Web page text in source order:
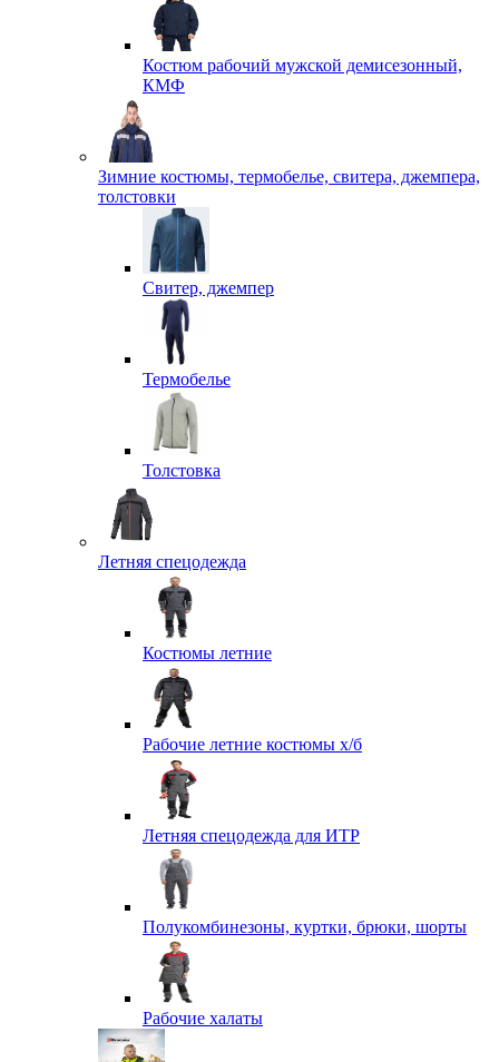
Костюм рабочий мужской демисезонный,
КМФ
Зимние костюмы, термобелье, свитера, джемпера,
толстовки
Свитер, джемпер
Термобелье
Толстовка
Летняя спецодежда
Костюмы летние
Рабочие летние костюмы х/б
Летняя спецодежда для ИТР
Полукомбинезоны, куртки, брюки, шорты
Рабочие халаты